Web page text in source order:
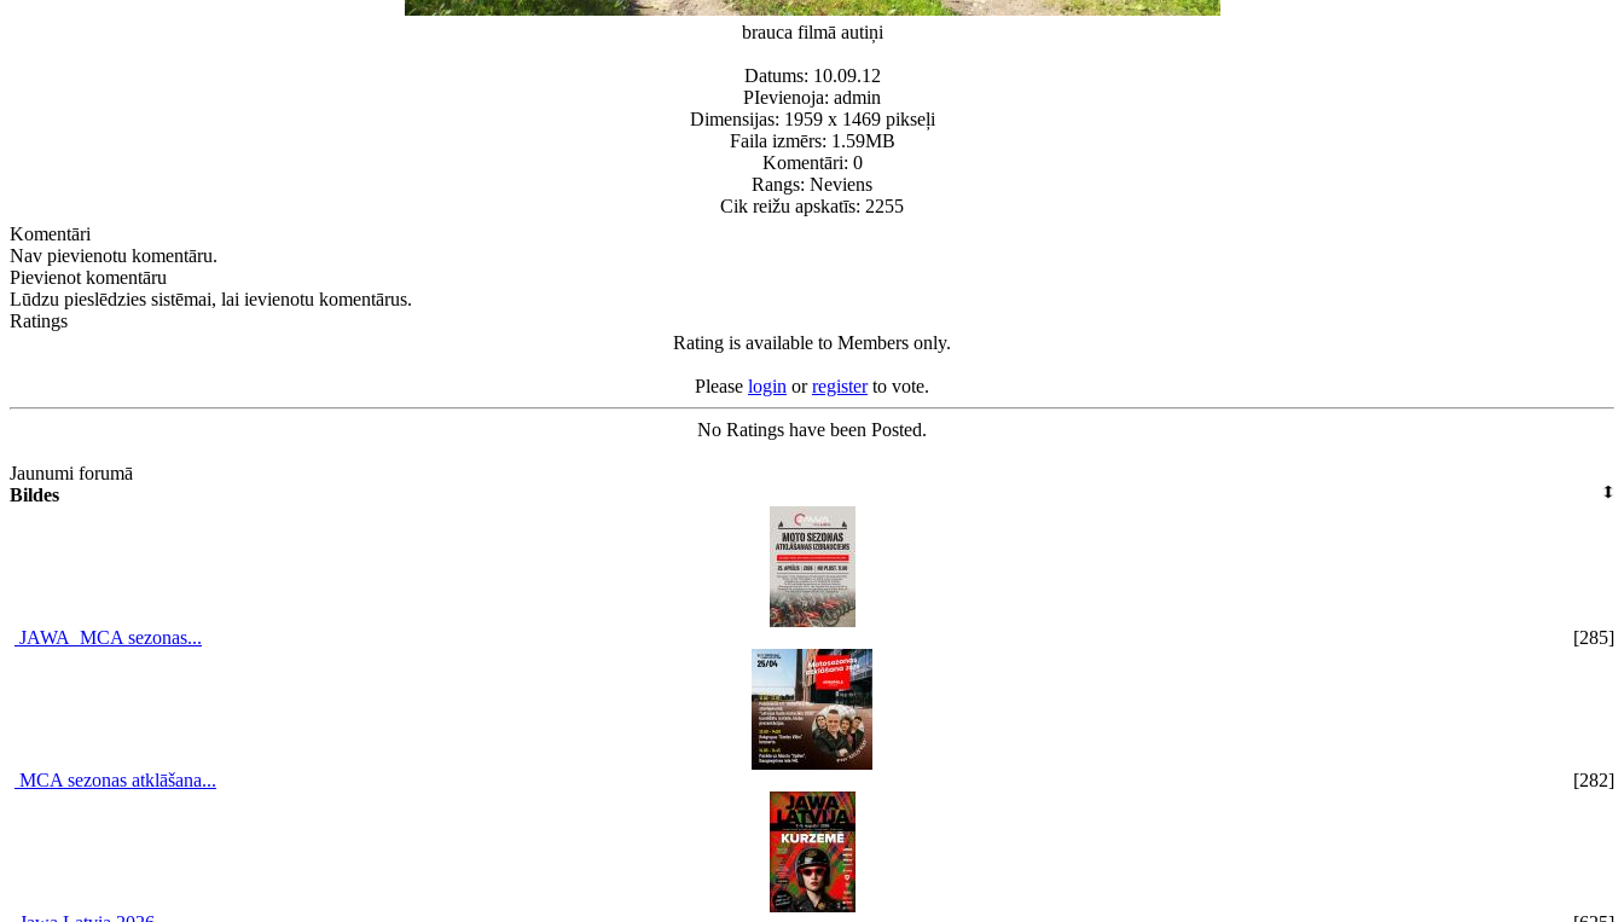
brauca filmā autiņi
Datums: 10.09.12
PIevienoja: admin
Dimensijas: 1959 x 1469 pikseļi
Faila izmērs: 1.59MB
Komentāri: 0
Rangs: Neviens
Cik reižu apskatīs: 2255
Komentāri
Nav pievienotu komentāru.
Pievienot komentāru
Lūdzu pieslēdzies sistēmai, lai ievienotu komentārus.
Ratings
Rating is available to Members only.
Please login orregisterto vote.
No Ratings have been Posted.
Jaunumi forumā
Bildes
JAWA_MCA sezonas... [285]
MCA sezonas atklāšana... [282]